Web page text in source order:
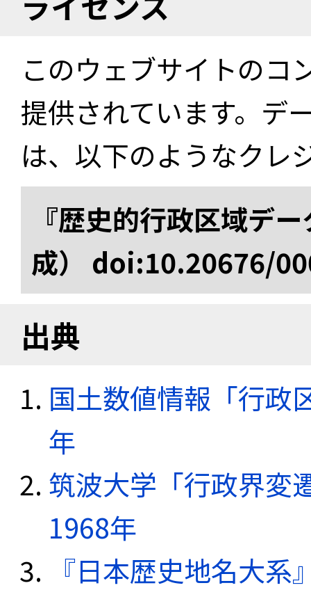
このウェブサイトのコ
提供されています。デ
は、以下のようなクレ
『歴史的行政区域デ
成） doi:10.20676/
出典
国土数値情報「行政
年
筑波大学「行政界変
1968年
『日本歴史地名大